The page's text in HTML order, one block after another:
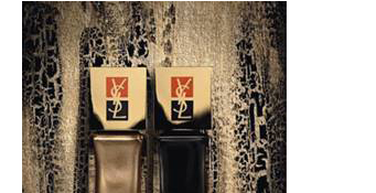
Facebook
Twitter
Pinterest